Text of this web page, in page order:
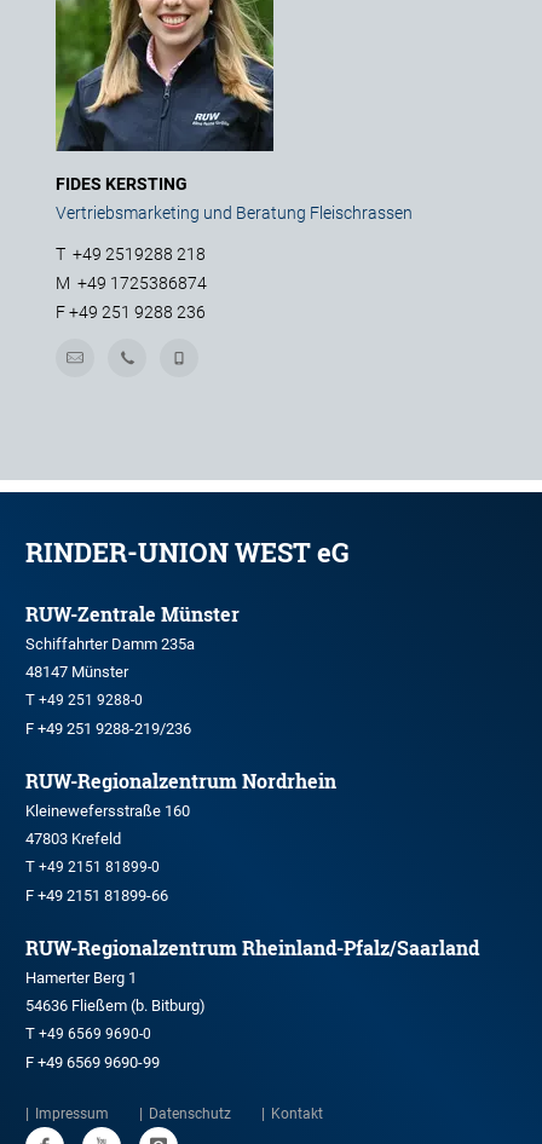
FIDES KERSTING
Vertriebsmarketing und Beratung Fleischrassen
T +49 2519288 218
M +49 1725386874
F+49 251 9288 236
RINDER-UNION WEST eG
RUW-Zentrale Münster
Schiffahrter Damm 235a
48147 Münster
T +49 251 9288-0
F +49 251 9288-219/236
RUW-Regionalzentrum Nordrhein
Kleinewefersstraße 160
47803 Krefeld
T +49 2151 81899-0
F +49 2151 81899-66
RUW-Regionalzentrum Rheinland-Pfalz/Saarland
Hamerter Berg 1
54636 Fließem (b. Bitburg)
T +49 6569 9690-0
F +49 6569 9690-99
Impressum Datenschutz Kontakt